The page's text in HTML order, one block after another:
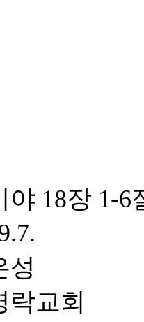
야 18장 1-6
성
락교회